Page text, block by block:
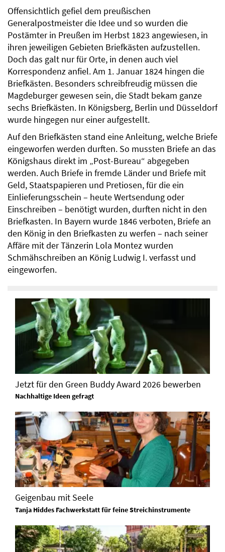
Offensichtlich gefiel dem preußischen
Generalpostmeister die Idee und so wurden die
Postämter in Preußen im Herbst 1823 angewiesen, in
ihren jeweiligen Gebieten Briefkästen aufzustellen.
Doch das galt nur für Orte, in denen auch viel
Korrespondenz anfiel. Am 1. Januar 1824 hingen die
Briefkästen. Besonders schreibfreudig müssen die
Magdeburger gewesen sein, die Stadt bekam ganze
sechs Briefkästen. In Königsberg, Berlin und Düsseldorf
wurde hingegen nur einer aufgestellt.
Auf den Briefkästen stand eine Anleitung, welche Briefe
eingeworfen werden durften. So mussten Briefe an das
Königshaus direkt im „Post-Bureau“ abgegeben
werden. Auch Briefe in fremde Länder und Briefe mit
Geld, Staatspapieren und Pretiosen, für die ein
Einlieferungsschein – heute Wertsendung oder
Einschreiben – benötigt wurden, durften nicht in den
Briefkasten. In Bayern wurde 1846 verboten, Briefe an
den König in den Briefkasten zu werfen – nach seiner
Affäre mit der Tänzerin Lola Montez wurden
Schmähschreiben an König Ludwig I. verfasst und
eingeworfen.
Jetzt für den Green Buddy Award 2026 bewerben
Nachhaltige Ideen gefragt
Geigenbau mit Seele
Tanja Hiddes Fachwerkstatt für feine Streichinstrumente